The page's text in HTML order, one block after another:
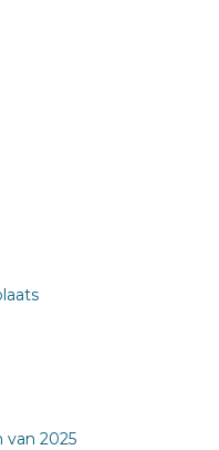
van 2025